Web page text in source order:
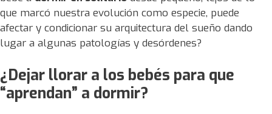
que marcó nuestra evolución como especie, puede
afectar y condicionar su arquitectura del sueño dando
lugar a algunas patologías y desórdenes?
¿Dejar llorar a los bebés para que
“aprendan” a dormir?